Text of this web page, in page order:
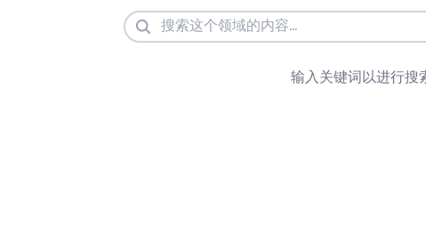
输入关键词以进行搜